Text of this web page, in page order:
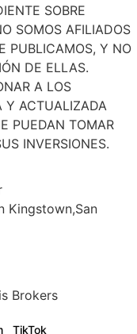
SOBRE
SOMOS AFILIADOS
PUBLICAMOS, Y NO
DE ELLAS.
A LOS
Y ACTUALIZADA
PUEDAN TOMAR
INVERSIONES.
Kingstown,San
Brokers
TikTok